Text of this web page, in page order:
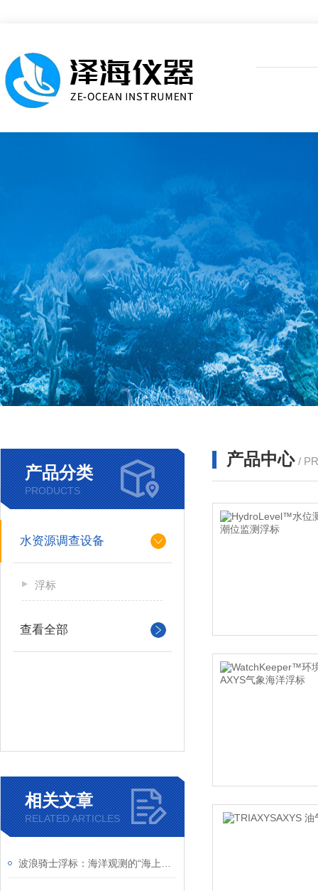
产品分类
PRODUCTS
水资源调查设备
浮标
查看全部
相关文章
RELATED ARTICLES
产品中心 /